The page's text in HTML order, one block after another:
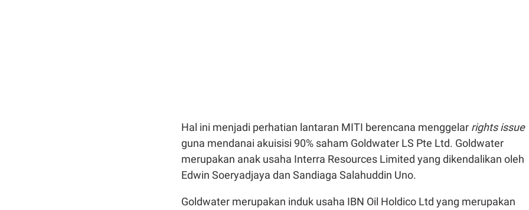
Hal ini menjadi perhatian lantaran MITI berencana menggelar rights issue
guna mendanai akuisisi 90% saham Goldwater LS Pte Ltd. Goldwater
merupakan anak usaha Interra Resources Limited yang dikendalikan oleh
Edwin Soeryadjaya dan Sandiaga Salahuddin Uno.
Goldwater merupakan induk usaha IBN Oil Holdico Ltd yang merupakan